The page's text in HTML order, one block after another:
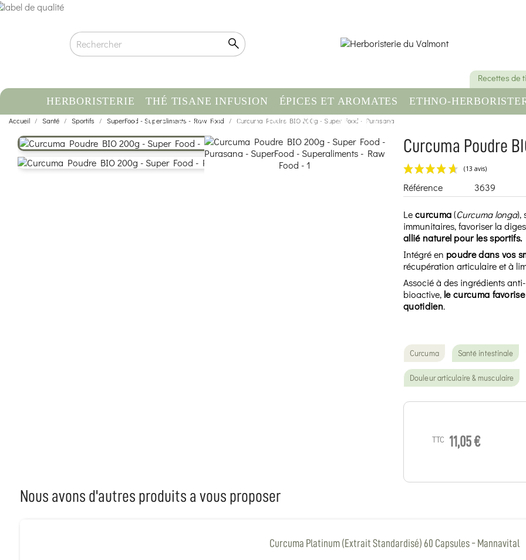
Recettes de
HERBORISTERIE THÉ TISANE INFUSION ÉPICES ET AROMATES ETHNO-
HUILE ESSENTIELLE
COMPLÉMENT ALIMENTAIRE
Accueil Santé Sportifs SuperFood - Superaliments - Raw Food Curcuma Poudre BIO 200g - Super Food - Purasana
Curcuma Poudre
Référence 3639
Lecurcuma(Curcuma longa),
immunitaires, favoriser la
allié naturel pour les sportifs.
Intégré en poudre dans vos
récupération articulaire et à
Associé à des ingrédients
bioactive, le curcuma
quotidien.
Curcuma Santé intestinale
Douleur articulaire & musculaire
TTC 11,05 €
Nous avons d'autres produits a vous proposer
Curcuma Platinum (extrait Standardisé) 60 Capsules - Mannavital